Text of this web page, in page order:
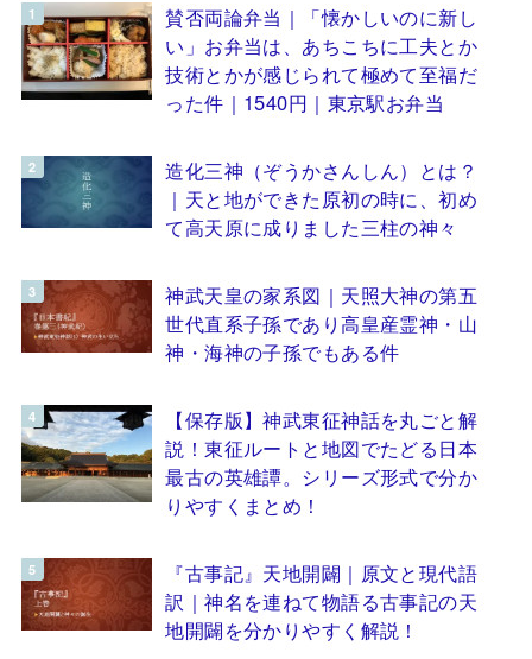
賛否両論弁当｜「懐かしいのに新し
い」お弁当は、あちこちに工夫とか
技術とかが感じられて極めて至福だ
った件｜1540円｜東京駅お弁当
造化三神（ぞうかさんしん）とは？
｜天と地ができた原初の時に、初め
て高天原に成りました三柱の神々
神武天皇の家系図｜天照大神の第五
世代直系子孫であり高皇産霊神・山
神・海神の子孫でもある件
【保存版】神武東征神話を丸ごと解
説！東征ルートと地図でたどる日本
最古の英雄譚。シリーズ形式で分か
りやすくまとめ！
『古事記』天地開闢｜原文と現代語
訳｜神名を連ねて物語る古事記の天
地開闢を分かりやすく解説！